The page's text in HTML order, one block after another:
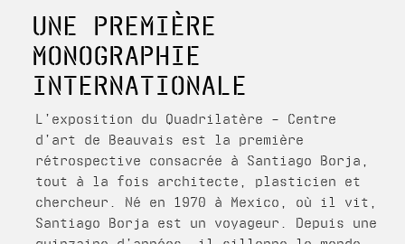
UNE PREMIÈRE
MONOGRAPHIE
INTERNATIONALE
L’exposition du Quadrilatère – Centre
d’art de Beauvais est la première
rétrospective consacrée à Santiago Borja,
tout à la fois architecte, plasticien et
chercheur. Né en 1970 à Mexico, où il vit,
Santiago Borja est un voyageur. Depuis une